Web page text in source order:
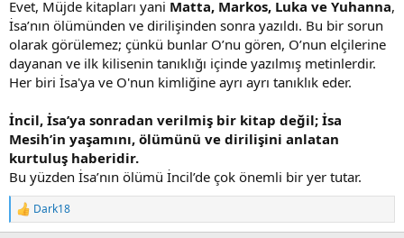
Evet, Müjde kitapları yani Matta, Markos, Luka ve Yuhanna,
İsa’nın ölümünden ve dirilişinden sonra yazıldı. Bu bir sorun
olarak görülemez; çünkü bunlar O’nu gören, O’nun elçilerine
dayanan ve ilk kilisenin tanıklığı içinde yazılmış metinlerdir.
Her biri İsa'ya ve O'nun kimliğine ayrı ayrı tanıklık eder.
İncil, İsa’ya sonradan verilmiş bir kitap değil; İsa
Mesih’in yaşamını, ölümünü ve dirilişini anlatan
kurtuluş haberidir.
Bu yüzden İsa’nın ölümü İncil’de çok önemli bir yer tutar.
R
e
Dark18